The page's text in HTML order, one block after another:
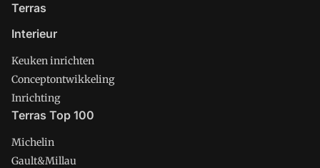
Terras
Interieur
Keuken inrichten
Conceptontwikkeling
Inrichting
Terras Top 100
Michelin
Gault&Millau